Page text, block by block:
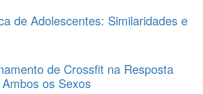
de Adolescentes: Similaridades e
de Crossfit na Resposta
os Sexos